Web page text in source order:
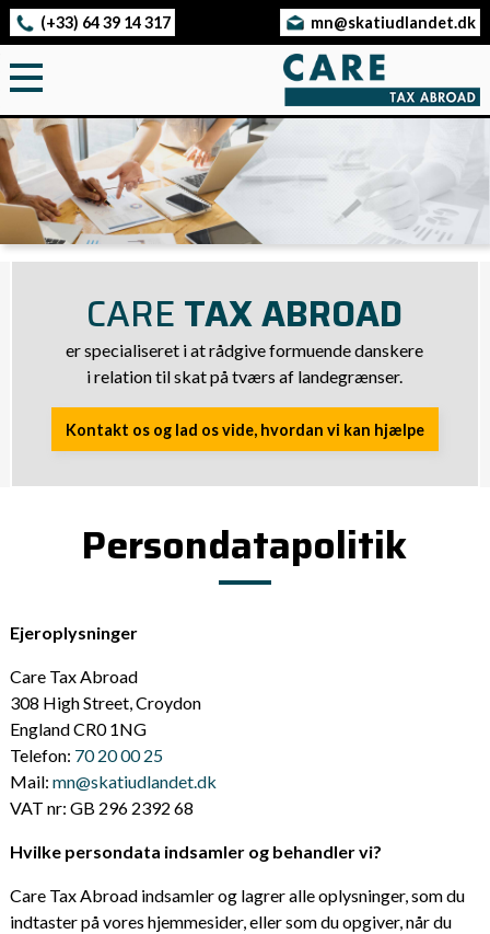
(+33) 64 39 14 317 mn@skatiudlandet.dk
CARE TAX ABROAD
er specialiseret i at rådgive formuende danskere
i relation til skat på tværs af landegrænser.
Kontakt os og lad os vide, hvordan vi kan hjælpe
Persondatapolitik
Ejeroplysninger
Care Tax Abroad
308 High Street, Croydon
England CR0 1NG
Telefon: 70 20 00 25
Mail: mn@skatiudlandet.dk
VAT nr: GB 296 2392 68
Hvilke persondata indsamler og behandler vi?
Care Tax Abroad indsamler og lagrer alle oplysninger, som du
indtaster på vores hjemmesider, eller som du opgiver, når du